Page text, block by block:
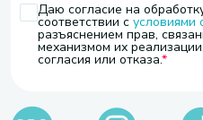
Даю согласие на
соответствии с условиями
разъяснением прав,
механизмом их
согласия или отказа.